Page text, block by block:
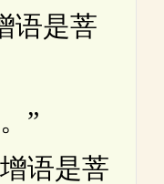
语是菩
”
语是菩